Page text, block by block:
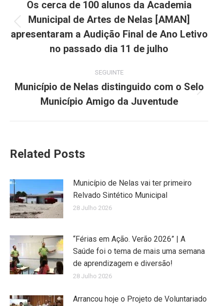
navigation
post:
Os cerca de 100 alunos da Academia
Municipal de Artes de Nelas [AMAN]
apresentaram a Audição Final de Ano Letivo
no passado dia 11 de julho
SEGUINTE
post:
Município de Nelas distinguido com o Selo
Município Amigo da Juventude
Related Posts
Município de Nelas vai ter primeiro
Relvado Sintético Municipal
28 Julho 2026
“Férias em Ação. Verão 2026” | A
Saúde foi o tema de mais uma semana
de aprendizagem e diversão!
28 Julho 2026
Arrancou hoje o Projeto de Voluntariado